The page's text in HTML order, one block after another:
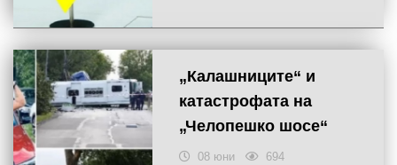
„Калашниците“ и
катастрофата на
„Челопешко шосе“
08 юни 694